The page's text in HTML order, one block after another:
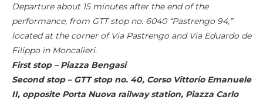
Departure about 15 minutes after the end of the
performance, from GTT stop no. 6040 “Pastrengo 94,”
located at the corner of Via Pastrengo and Via Eduardo de
Filippo in Moncalieri.
First stop – Piazza Bengasi
Second stop – GTT stop no. 40, Corso Vittorio Emanuele
II, opposite Porta Nuova railway station, Piazza Carlo